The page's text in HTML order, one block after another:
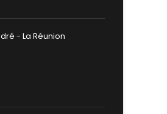
- La Réunion